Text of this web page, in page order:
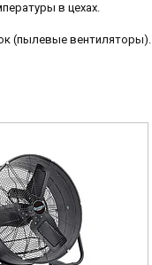
в цехах.
(пылевые вентиляторы).